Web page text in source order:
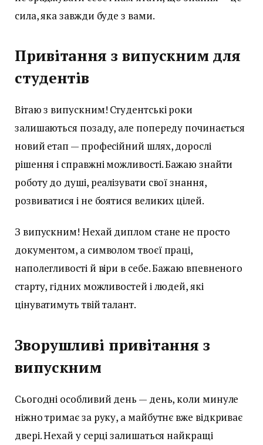
сила, яка завжди буде з вами.
Привітання з випускним для
студентів
Вітаю з випускним! Студентські роки
залишаються позаду, але попереду починається
новий етап — професійний шлях, дорослі
рішення і справжні можливості. Бажаю знайти
роботу до душі, реалізувати свої знання,
розвиватися і не боятися великих цілей.
З випускним! Нехай диплом стане не просто
документом, а символом твоєї праці,
наполегливості й віри в себе. Бажаю впевненого
старту, гідних можливостей і людей, які
цінуватимуть твій талант.
Зворушливі привітання з
випускним
Сьогодні особливий день — день, коли минуле
ніжно тримає за руку, а майбутнє вже відкриває
двері. Нехай у серці залишаться найкращі